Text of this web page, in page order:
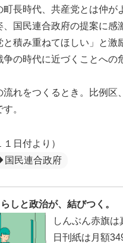
長時代、共産党とは仲が
国民連合政府の提案に感
積み重ねてほしい」と激
の時代に近づくことへの
れをつくるとき。比例区
。
日付より）
国民連合政府
らしと政治が、結びつく。
しんぶん赤旗は
日刊紙は月額